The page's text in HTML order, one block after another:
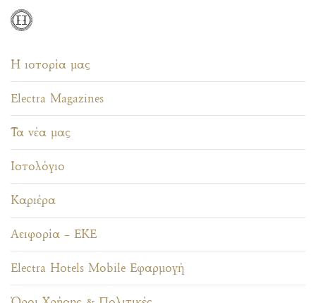
Η ιστορία μας
Electra Magazines
Τα νέα μας
Ιστολόγιο
Καριέρα
Αειφορία – ΕΚΕ
Electra Hotels Mobile Εφαρμογή